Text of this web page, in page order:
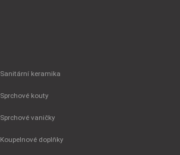
Sanitární keramika
Sprchové kouty
Sprchové vaničky
Koupelnové doplňky